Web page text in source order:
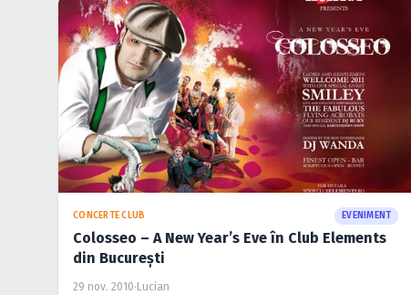
CONCERTE CLUB EVENIMENT
Colosseo – A New Year’s Eve în Club Elements
din Bucureşti
29 nov. 2010· Lucian